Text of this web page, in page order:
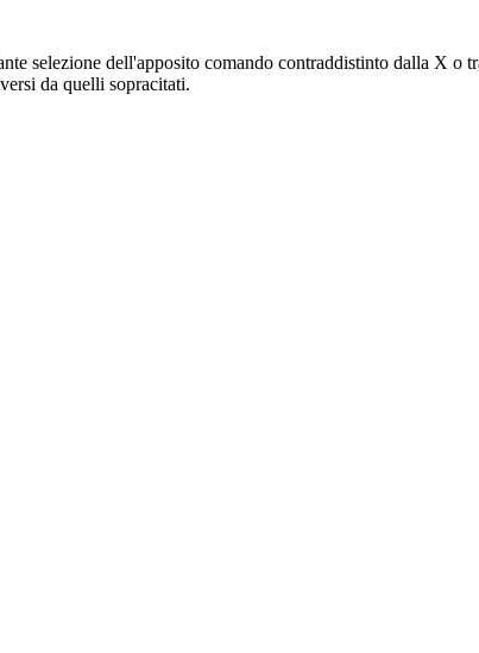
selezione dell'apposito comando contraddistinto dalla X o
da quelli sopracitati.